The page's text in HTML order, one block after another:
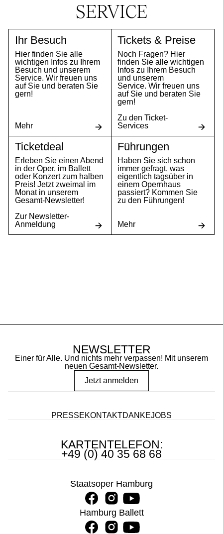
SERVICE
Ihr Besuch
Hier finden Sie alle
wichtigen Infos zu Ihrem
Besuch und unserem
Service. Wir freuen uns
auf Sie und beraten Sie
gern!
Mehr
Tickets & Preise
Noch Fragen? Hier
finden Sie alle wichtigen
Infos zu Ihrem Besuch
und unserem
Service. Wir freuen uns
auf Sie und beraten Sie
gern!
Zu den Ticket-
Services
Ticketdeal
Erleben Sie einen Abend
in der Oper, im Ballett
oder Konzert zum halben
Preis! Jetzt zweimal im
Monat in unserem
Gesamt-Newsletter!
Zur Newsletter-
Anmeldung
Führungen
Haben Sie sich schon
immer gefragt, was
eigentlich tagsüber in
einem Opernhaus
passiert? Kommen Sie
zu den Führungen!
Mehr
NEWSLETTER
Einer für Alle. Und nichts mehr verpassen! Mit unserem
neuen Gesamt-Newsletter.
Jetzt anmelden
PRESSEKONTAKTDANKEJOBS
KARTENTELEFON:
+49 (0) 40 35 68 68
Staatsoper Hamburg
Hamburg Ballett